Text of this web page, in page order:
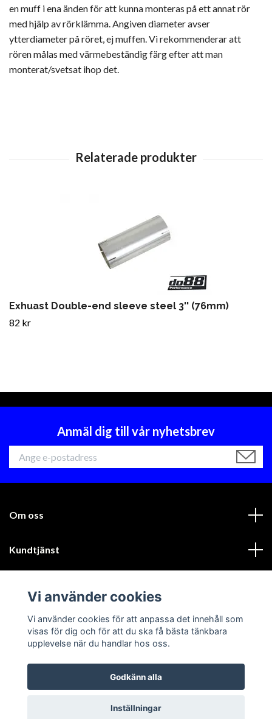
en muff i ena änden för att kunna monteras på ett annat rör
med hjälp av rörklämma. Angiven diameter avser
ytterdiameter på röret, ej muffen. Vi rekommenderar att
rören målas med värmebeständig färg efter att man
monterat/svetsat ihop det.
Exhuast Double-end sleeve steel 3'' (76mm)
82 kr
Anmäl dig till vår nyhetsbrev
Om oss
Kundtjänst
Sociala medier
© 2026 GIK Racing AB
Vi använder cookies
Vi använder cookies för att anpassa det innehåll som
visas för dig och för att du ska få bästa tänkbara
upplevelse när du handlar hos oss.
Godkänn alla
Inställningar